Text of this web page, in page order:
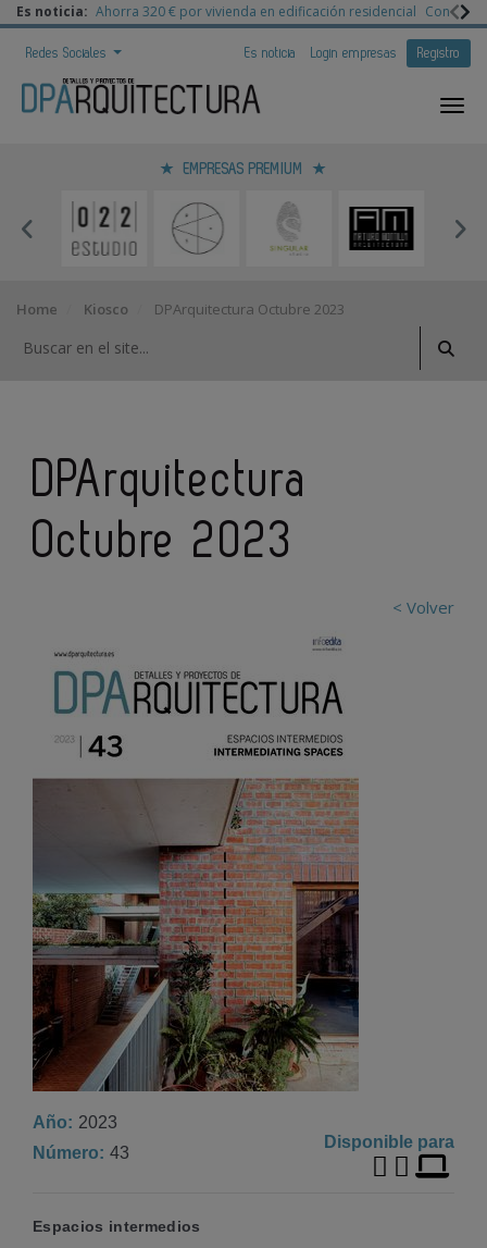
Es noticia: Ahorra 320 € por vivienda en edificación residencial
Redes Sociales Es noticia Login empresas Registro
EMPRESAS PREMIUM
Home Kiosco DPArquitectura Octubre 2023
DPArquitectura
Octubre 2023
< Volver
Año
2023
Número
43
Disponible para
Espacios intermedios